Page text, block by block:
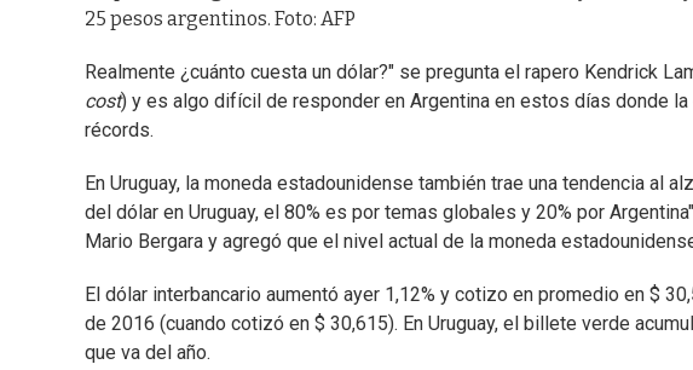
25 pesos argentinos. Foto: AFP
Realmente ¿cuánto cuesta un dólar?" se pregunta el rapero Kendrick
cost) y es algo difícil de responder en Argentina en estos días donde
récords.
En Uruguay, la moneda estadounidense también trae una tendencia al
del dólar en Uruguay, el 80% es por temas globales y 20% por
Mario Bergara y agregó que el nivel actual de la moneda
El dólar interbancario aumentó ayer 1,12% y cotizo en promedio en $
de 2016 (cuando cotizó en $ 30,615). En Uruguay, el billete verde
que va del año.